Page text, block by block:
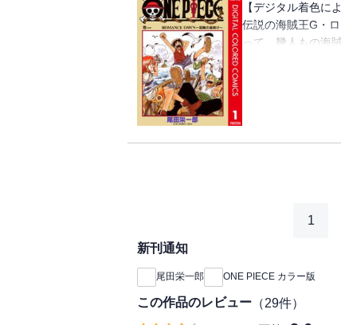
【デジタル着色に
伝説の海賊王G・
って、幾人もの海
フィは、海賊王目
1
新刊通知
尾田栄一郎 ONE PIECE カラー版
この作品のレビュー （29件）